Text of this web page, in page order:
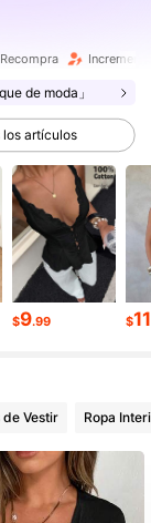
de moda」
los artículos
$9.99 $11
Vestir Ropa